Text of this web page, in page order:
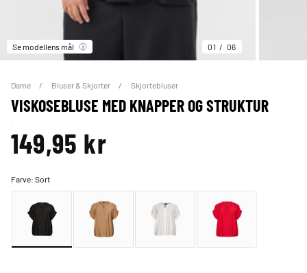
Se modellens mål 01 06
Dame Bluser & Skjorter Skjortebluser
VISKOSEBLUSE MED KNAPPER OG STRUKTUR
149,95 kr
Farve:Sort